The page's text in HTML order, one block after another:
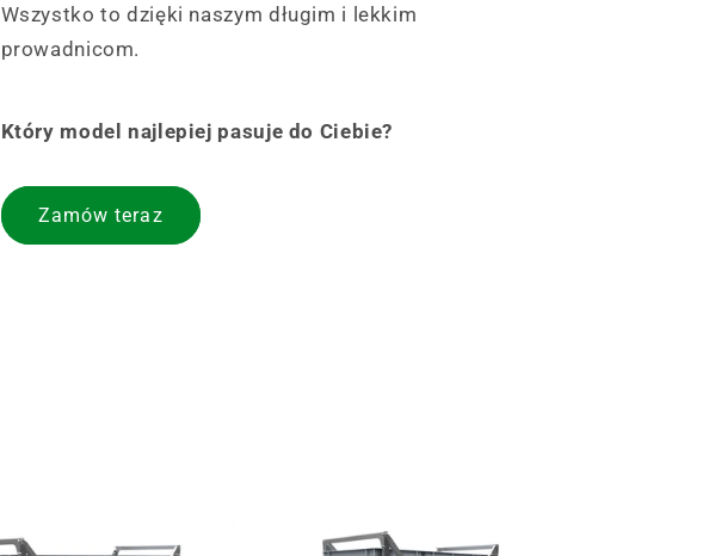
Wszystko to dzięki naszym długim i lekkim
prowadnicom.
Który model najlepiej pasuje do Ciebie?
Zamów teraz